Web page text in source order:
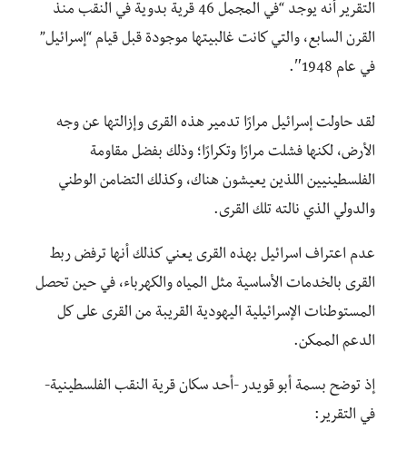
التقرير أنه يوجد “في المجمل 46 قرية بدوية في النقب منذ
القرن السابع، والتي كانت غالبيتها موجودة قبل قيام “إسرائيل”
في عام 1948″.
لقد حاولت إسرائيل مرارًا تدمير هذه القرى وإزالتها عن وجه
الأرض، لكنها فشلت مرارًا وتكرارًا؛ وذلك بفضل مقاومة
الفلسطينيين اللذين يعيشون هناك، وكذلك التضامن الوطني
والدولي الذي نالته تلك القرى.
عدم اعتراف اسرائيل بهذه القرى يعني كذلك أنها ترفض ربط
القرى بالخدمات الأساسية مثل المياه والكهرباء، في حين تحصل
المستوطنات الإسرائيلية اليهودية القريبة من القرى على كل
الدعم الممكن.
إذ توضح بسمة أبو قويدر -أحد سكان قرية النقب الفلسطينية-
في التقرير: